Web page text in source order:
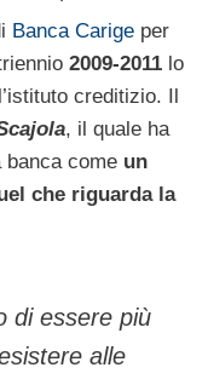
Banca Carige per
2009-2011 lo
creditizio. Il
, il quale ha
banca come un
che riguarda la
di essere più
alle